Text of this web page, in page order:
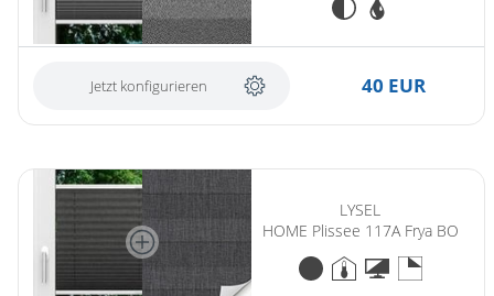
Jetzt konfigurieren 40 EUR
LYSEL
HOME Plissee 117A Frya BO